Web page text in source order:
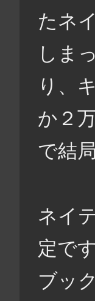
たネ
しま
り、
か２
で結
ネイ
定で
ブッ